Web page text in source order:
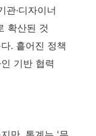
관·디자이너
확산된 것
. 흩어진 정책
기반 협력